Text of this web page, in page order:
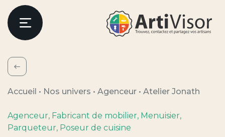
Accueil • Nos univers • Agenceur • Atelier Jonath
Agenceur, Fabricant de mobilier, Menuisier,
Parqueteur, Poseur de cuisine
Menu